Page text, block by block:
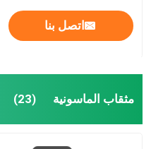
اتصل بنا
مثقاب الماسونية (23)